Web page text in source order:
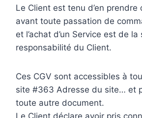
Le Client est tenu d’en prendre
avant toute passation de
et l’achat d’un Service est de la
responsabilité du Client.
Ces CGV sont accessibles à
site #363 Adresse du site… et
toute autre document.
Le Client déclare avoir pris